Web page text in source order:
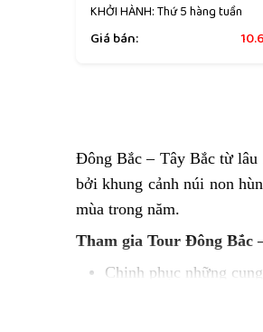
KHỞI HÀNH: Thứ 5 hàng tuần
Giá bán:
Đông Bắc – Tây Bắc từ lâu
bởi khung cảnh núi non
mùa trong năm.
Tham gia Tour Đông Bắc
Chinh phục những